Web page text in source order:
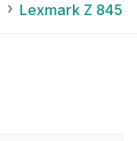
Lexmark Z 845